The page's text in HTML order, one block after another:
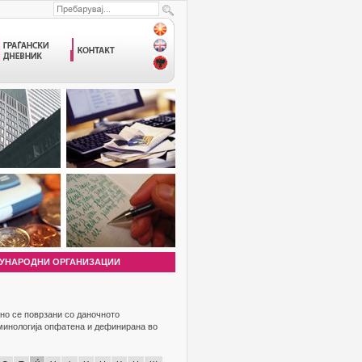
ОРГАНИЗАЦИИ
се поврзани со даночното
опфатена и дефинирана во